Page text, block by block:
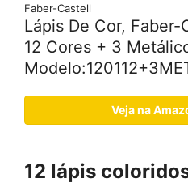
Faber-Castell
Lápis De Cor,
12 Cores + 3
Veja na
12 lápis